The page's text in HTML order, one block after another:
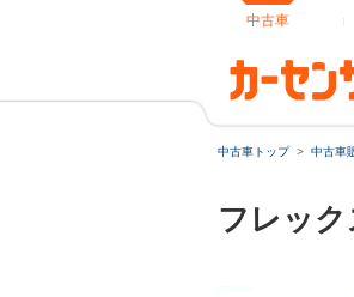
中古車
中古車トップ 中古車
フレッ